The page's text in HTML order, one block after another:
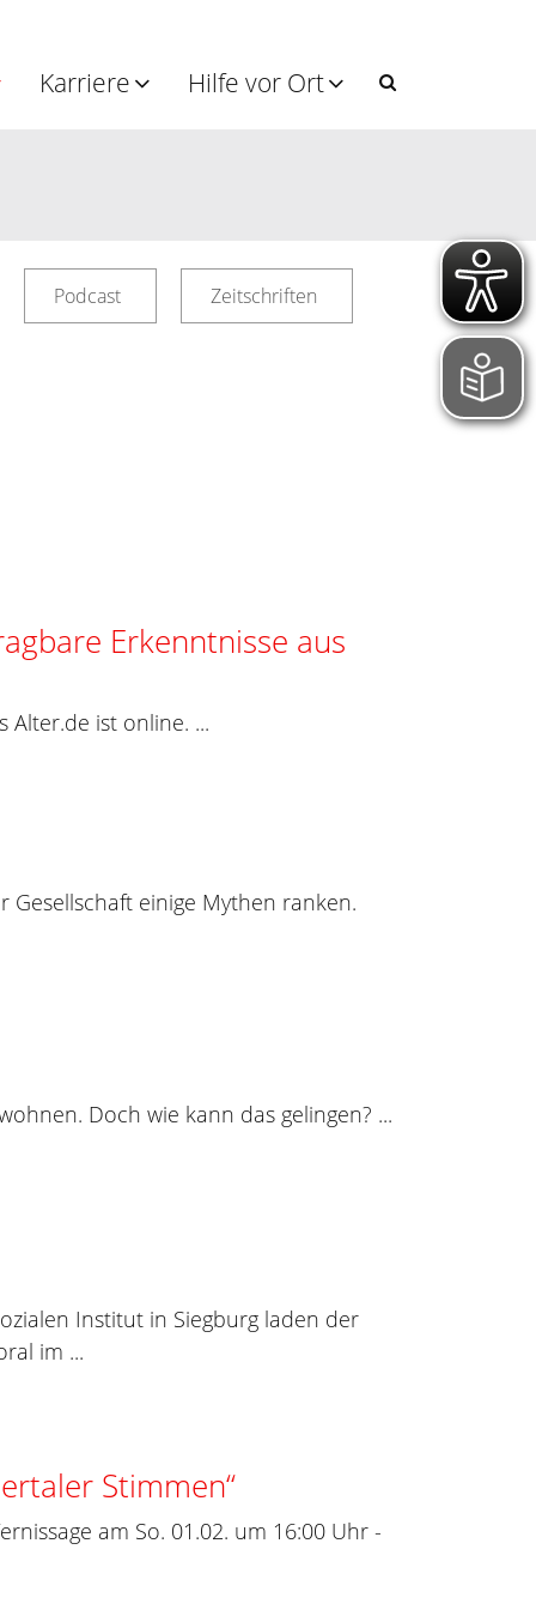
Karriere Hilfe vor Ort
Podcast Zeitschriften
Erkenntnisse aus
ist online. ...
einige Mythen ranken.
Doch wie kann das gelingen? ...
Institut in Siegburg laden der
im ...
Stimmen“
am So. 01.02. um 16:00 Uhr -